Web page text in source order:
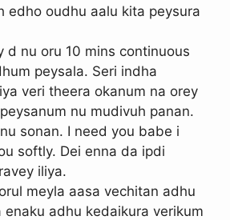
edho oudhu aalu kita peysura
d nu oru 10 mins continuous
peysala. Seri indha
veri theera okanum na orey
nu mudivuh panan.
sonan. I need you babe i
softly. Dei enna da ipdi
iliya.
meyla aasa vechitan adhu
enaku adhu kedaikura verikum